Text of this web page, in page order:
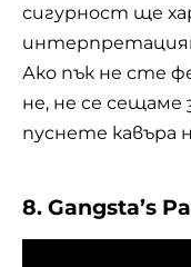
сигурност ще
Ако пък не сте
не, не се сещаме
пуснете кавъра
8. Gangsta’s